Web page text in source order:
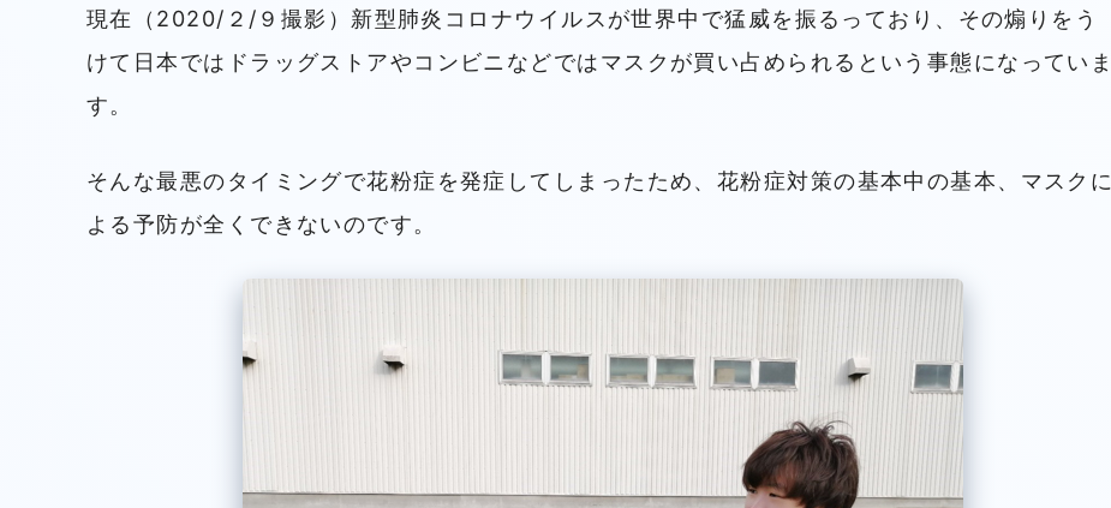
現在（2020/２/９撮影）新型肺炎コロナウイルスが世界中で猛威を振るっており、その煽りをう
けて日本ではドラッグストアやコンビニなどではマスクが買い占められるという事態になっていま
す。
そんな最悪のタイミングで花粉症を発症してしまったため、花粉症対策の基本中の基本、マスクに
よる予防が全くできないのです。